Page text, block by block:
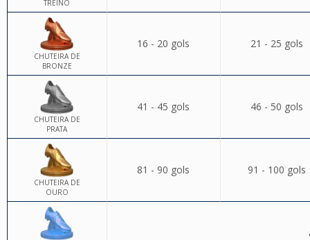
TREINO
CHUTEIRA DE
BRONZE
16 - 20 gols 21 - 25 gols
CHUTEIRA DE
PRATA
41 - 45 gols 46 - 50 gols
CHUTEIRA DE
OURO
81 - 90 gols 91 - 100 gols